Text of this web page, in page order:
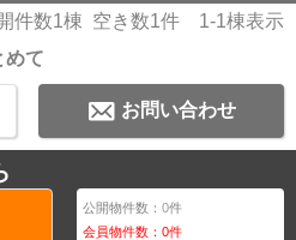
件数1棟 空き数1件 1-1棟表示
めて
お問い合わせ
公開物件数：0件
会員物件数：0件